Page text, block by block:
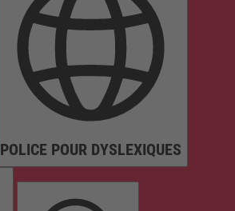
POLICE POUR DYSLEXIQUES